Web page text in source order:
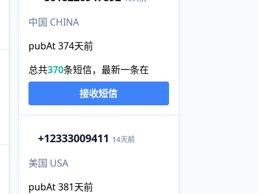
中国 CHINA
pubAt 374天前
总共370条短信，最新一条在
接收短信
+12333009411 14天前
美国 USA
pubAt 381天前